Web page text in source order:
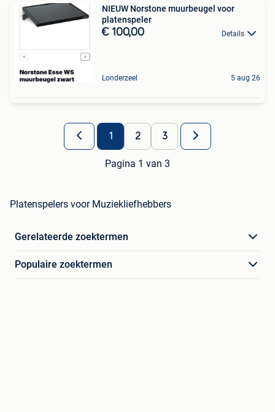
NIEUW Norstone muurbeugel voor
platenspeler
€ 100,00 Details
Londerzeel 5 aug 26
1 2 3
Pagina 1 van 3
Platenspelers voor Muziekliefhebbers
Gerelateerde zoektermen
Populaire zoektermen